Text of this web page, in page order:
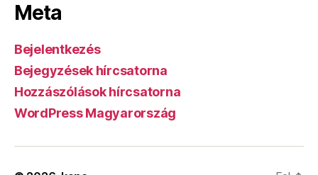
Meta
Bejelentkezés
Bejegyzések hírcsatorna
Hozzászólások hírcsatorna
WordPress Magyarország